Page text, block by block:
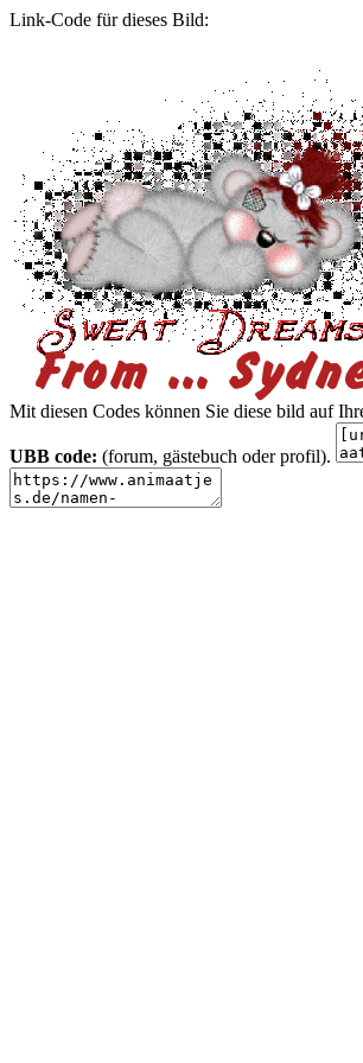
Link-Code für dieses Bild:
Mit diesen Codes können Sie diese bild auf
UBB code: (forum, gästebuch oder profil).